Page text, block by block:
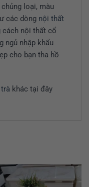
loại, màu
các dòng nội thất
cách nội thất cổ
ngủ nhập khẩu
cho bạn tha hồ
khác tại đây